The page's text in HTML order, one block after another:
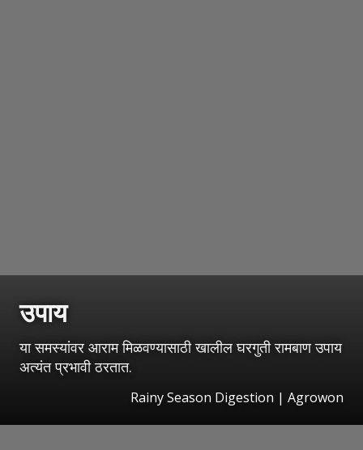
उपाय
या समस्यांवर आराम मिळवण्यासाठी खालील घरगुती रामबाण उपाय
अत्यंत प्रभावी ठरतात.
Rainy Season Digestion | Agrowon